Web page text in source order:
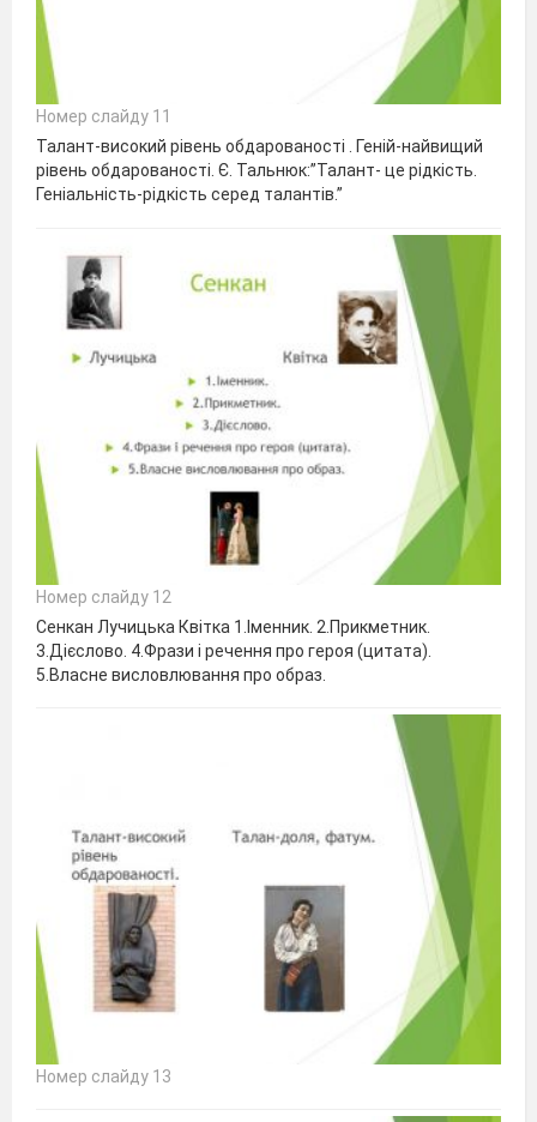
Номер слайду 11
Талант-високий рівень обдарованості . Геній-найвищий
рівень обдарованості. Є. Тальнюк:”Талант- це рідкість.
Геніальність-рідкість серед талантів.”
Номер слайду 12
Сенкан Лучицька Квітка 1.Іменник. 2.Прикметник.
3.Дієслово. 4.Фрази і речення про героя (цитата).
5.Власне висловлювання про образ.
Номер слайду 13